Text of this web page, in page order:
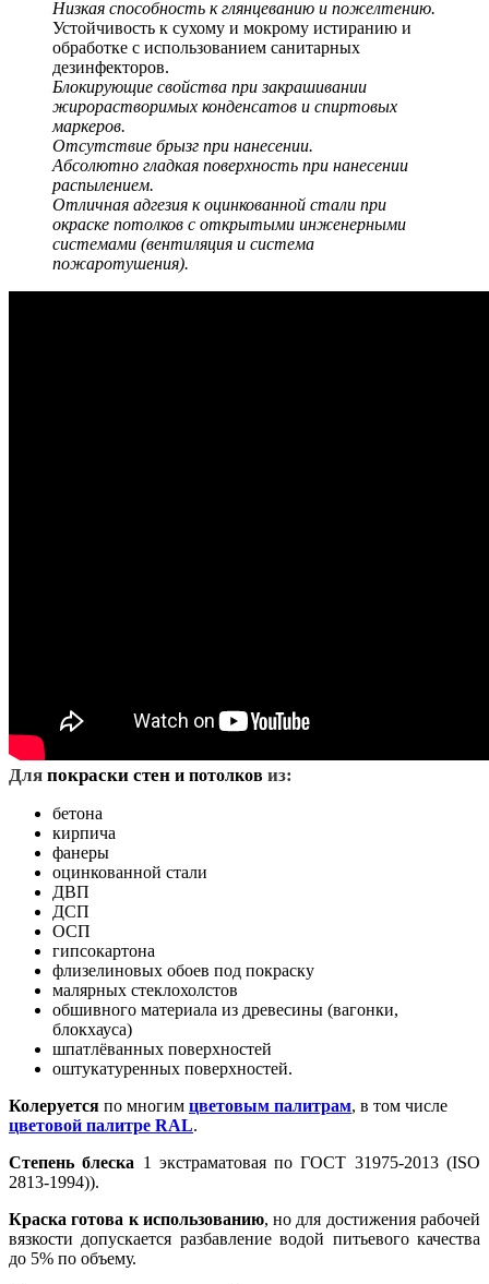
Низкая способность к глянцеванию и пожелтению.
Устойчивость к сухому и мокрому истиранию и
обработке с использованием санитарных
дезинфекторов.
Блокирующие свойства при закрашивании
жирорастворимых конденсатов и спиртовых
маркеров.
Отсутствие брызг при нанесении.
Абсолютно гладкая поверхность при нанесении
распылением.
Отличная адгезия к оцинкованной стали при
окраске потолков с открытыми инженерными
системами (вентиляция и система
пожаротушения).
Для покраски стен и потолков из:
бетона
кирпича
фанеры
оцинкованной стали
ДВП
ДСП
ОСП
гипсокартона
флизелиновых обоев под покраску
малярных стеклохолстов
обшивного материала из древесины (вагонки,
блокхауса)
шпатлёванных поверхностей
оштукатуренных поверхностей.
Колеруется по многим цветовым палитрам, в том числе
цветовой палитре RAL.
Степень блеска 1 экстраматовая по ГОСТ 31975-2013 (ISO
2813-1994)).
Краска готова к использованию, но для достижения рабочей
вязкости допускается разбавление водой питьевого качества
до 5% по объему.